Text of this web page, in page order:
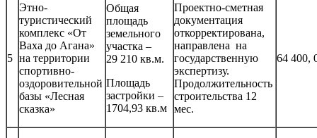
5
Этно-
туристический
комплекс «От
Ваха до Агана»
на территории
спортивно-
оздоровительной
базы «Лесная
сказка»
Общая
площадь
земельного
участка –
29 210 кв.м.
Площадь
застройки –
1704,93 кв.м
Проектно-сметная
документация
откорректирована,
направлена на
государственную
экспертизу.
Продолжительность
строительства 12
мес.
64 400,